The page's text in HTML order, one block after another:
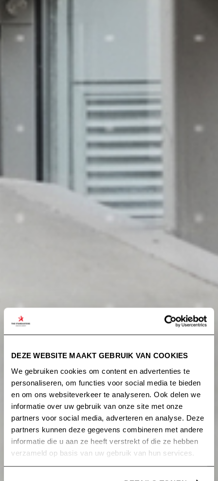
DEZE WEBSITE MAAKT GEBRUIK VAN COOKIES
We gebruiken cookies om content en advertenties te
personaliseren, om functies voor social media te bieden
en om ons websiteverkeer te analyseren. Ook delen we
informatie over uw gebruik van onze site met onze
partners voor social media, adverteren en analyse. Deze
partners kunnen deze gegevens combineren met andere
informatie die u aan ze heeft verstrekt of die ze hebben
verzameld op basis van uw gebruik van hun services.